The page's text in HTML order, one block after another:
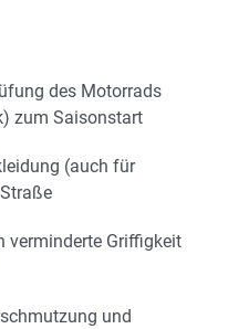
des Motorrads
zum Saisonstart
(auch für
verminderte Griffigkeit
und